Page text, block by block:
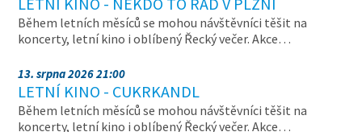
Během letních měsíců se mohou návštěvníci těšit na
koncerty, letní kino i oblíbený Řecký večer. Akce…
13. srpna 2026 21:00
LETNÍ KINO - CUKRKANDL
Během letních měsíců se mohou návštěvníci těšit na
koncerty, letní kino i oblíbený Řecký večer. Akce…